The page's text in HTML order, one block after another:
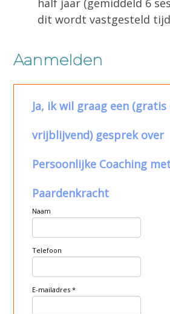
half jaar (gemiddeld 6
dit wordt vastgesteld
Aanmelden
Ja, ik wil graag een (gratis
vrijblijvend) gesprek over
Persoonlijke Coaching
Paardenkracht
Naam
Telefoon
E-mailadres